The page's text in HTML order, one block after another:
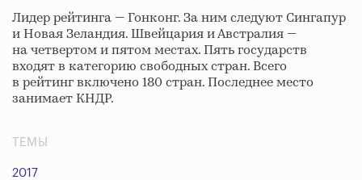
Лидер рейтинга — Гонконг. За ним следуют Сингапур
и Новая Зеландия. Швейцария и Австралия —
на четвертом и пятом местах. Пять государств
входят в категорию свободных стран. Всего
в рейтинг включено 180 стран. Последнее место
занимает КНДР.
ТЕМЫ
2017